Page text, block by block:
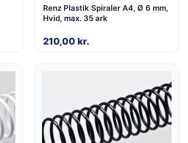
Renz Plastik Spiraler A4, Ø 6 mm,
Hvid, max. 35 ark
210,00 kr.